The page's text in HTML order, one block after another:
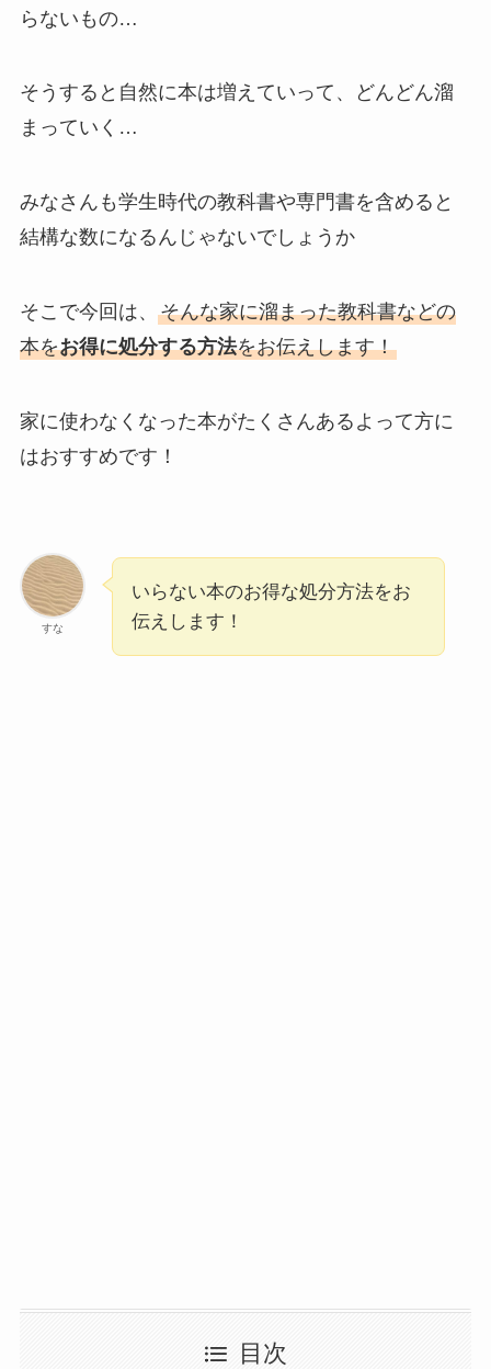
らないもの…
そうすると自然に本は増えていって、どんどん溜
まっていく…
みなさんも学生時代の教科書や専門書を含めると
結構な数になるんじゃないでしょうか
そこで今回は、 そんな家に溜まった教科書などの
本をお得に処分する方法をお伝えします！
家に使わなくなった本がたくさんあるよって方に
はおすすめです！
すな
いらない本のお得な処分方法をお
伝えします！
目次